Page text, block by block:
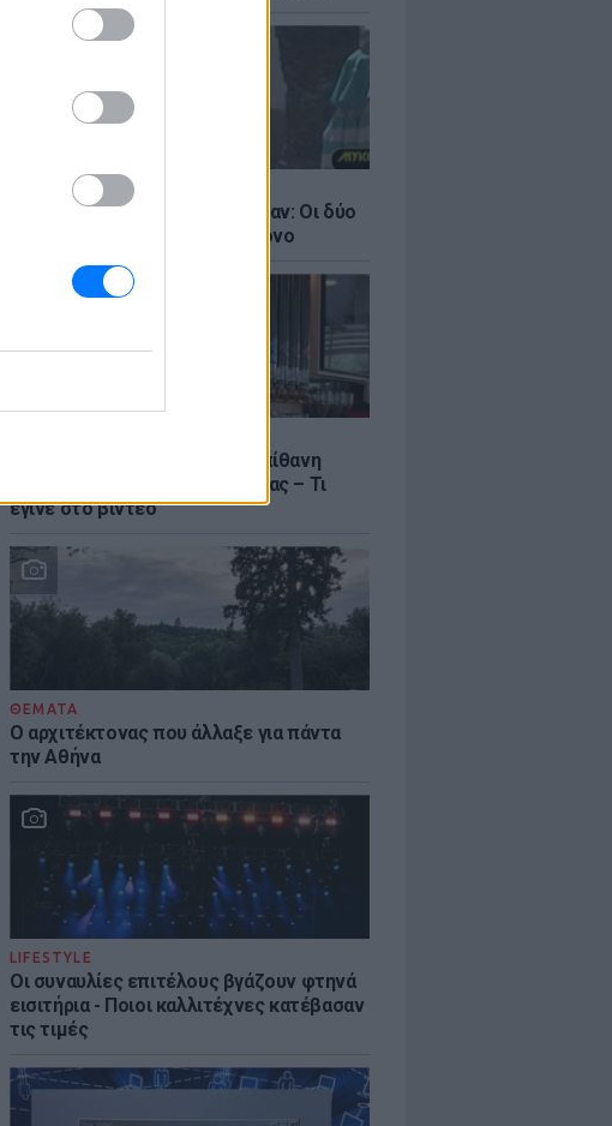
LIFESTYLE
Ζόε Σαλντάνα και Νικόλ Κίντμαν: Οι δύο
σταρ του Χόλιγουντ στη Μύκονο
Ο Γιώργος Μανίκας έστησε απίθανη
φάρσα σε υπάλληλο καφετέριας – Τι
έγινε στο βίντεο
ΘΕΜΑΤΑ
Ο αρχιτέκτονας που άλλαξε για πάντα
την Αθήνα
LIFESTYLE
Οι συναυλίες επιτέλους βγάζουν φτηνά
εισιτήρια - Ποιοι καλλιτέχνες κατέβασαν
τις τιμές